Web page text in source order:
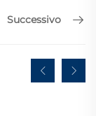
Successivo